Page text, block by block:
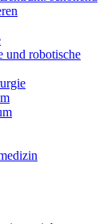
und robotische